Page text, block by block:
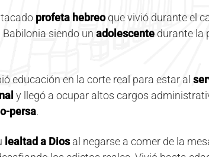
profeta hebreoque vivió durante el
Babilonia siendo un adolescente durante la
educación en la corte real para estar al
y llegó a ocupar altos cargos
persa.
lealtad a Diosal negarse a comer de la